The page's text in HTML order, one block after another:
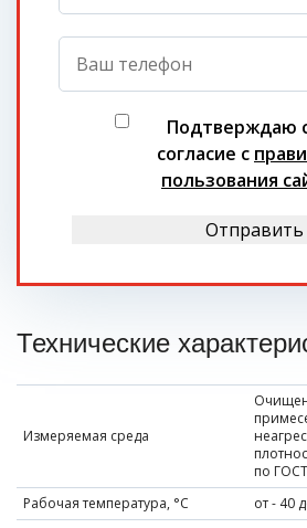
Подтверждаю
согласие с
пользования
Отправить
Технические
Измеряемая среда
по
Рабочая температура, °С
от - 40